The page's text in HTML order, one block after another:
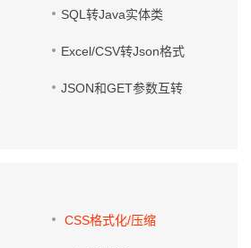
SQL转Java实体类
Excel/CSV转Json格式
JSON和GET参数互转
CSS格式化/压缩